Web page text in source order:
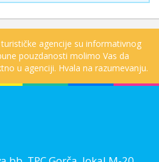
agencije su informativnog
pouzdanosti molimo Vas da
u agenciji. Hvala na razumevanju.